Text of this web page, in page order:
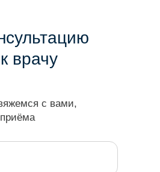
врачу
с вами,